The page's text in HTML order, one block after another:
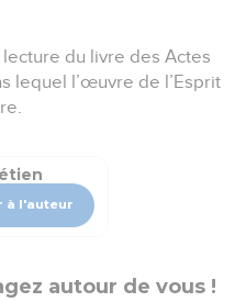
lecture du livre des Actes
lequel l’œuvre de l’Esprit
à l'auteur
autour de vous !